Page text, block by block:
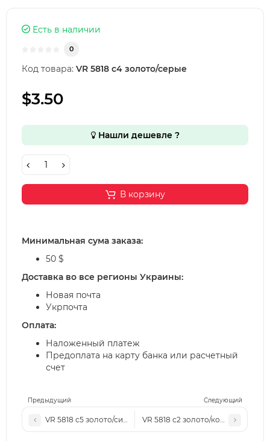
Предыдущий Следующий
VR 5818 с5 золото/синие матовыеVR 5818 с2 золото/коричневые
Есть в наличии
0
Код товара: VR 5818 с4 золото/серые
$3.50
Нашли дешевле ?
В корзину
Минимальная сума заказа:
50 $
Доставка во все регионы Украины:
Новая почта
Укрпочта
Оплата:
Наложенный платеж
Предоплата на карту банка или расчетный
счет